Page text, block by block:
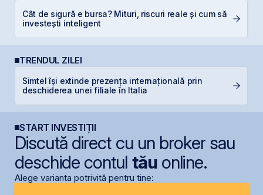
Cât de sigură e bursa? Mituri, riscuri reale și cum să
investești inteligent
TRENDUL ZILEI
Simtel își extinde prezența internațională prin
deschiderea unei filiale în Italia
START INVESTIȚII
Discută direct cu un broker sau
deschide contul tăuonline.
Alege varianta potrivită pentru tine: